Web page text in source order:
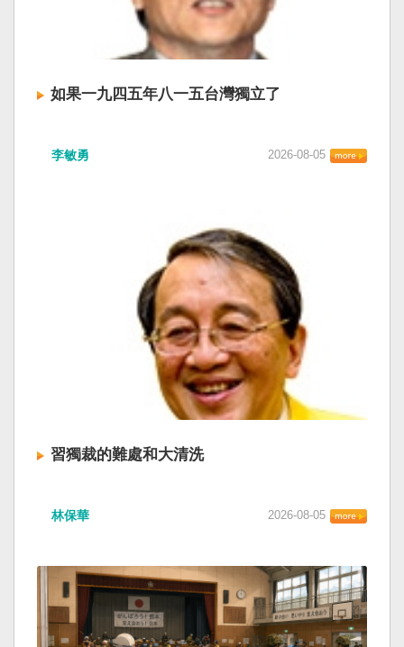
如果一九四五年八一五台灣獨立了
李敏勇 2026-08-05
習獨裁的難處和大清洗
林保華 2026-08-05